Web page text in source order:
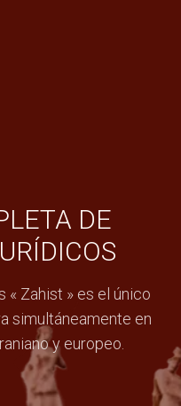
DE
« Zahist » es el único
simultáneamente en
y europeo.